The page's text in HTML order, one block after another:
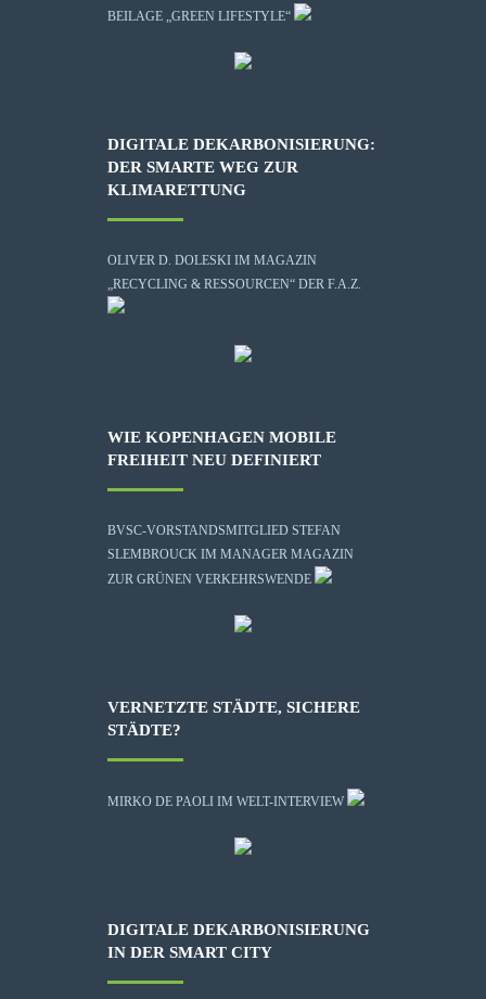
BEILAGE „GREEN LIFESTYLE“
DIGITALE DEKARBONISIERUNG:
DER SMARTE WEG ZUR
KLIMARETTUNG
OLIVER D. DOLESKI IM MAGAZIN
„RECYCLING & RESSOURCEN“ DER F.A.Z.
WIE KOPENHAGEN MOBILE
FREIHEIT NEU DEFINIERT
BVSC-VORSTANDSMITGLIED STEFAN
SLEMBROUCK IM MANAGER MAGAZIN
ZUR GRÜNEN VERKEHRSWENDE
VERNETZTE STÄDTE, SICHERE
STÄDTE?
MIRKO DE PAOLI IM WELT-INTERVIEW
DIGITALE DEKARBONISIERUNG
IN DER SMART CITY